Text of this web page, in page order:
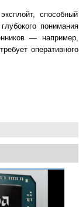
способный
понимания
— например,
оперативного